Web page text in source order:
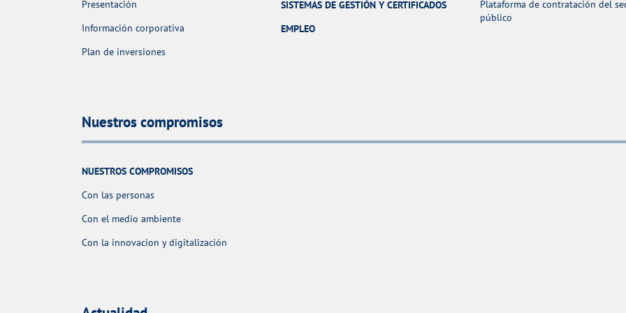
Presentación
Información corporativa
Plan de inversiones
SISTEMAS DE GESTIÓN Y CERTIFICADOS
EMPLEO
Plataforma de contratación del
público
Nuestros compromisos
NUESTROS COMPROMISOS
Con las personas
Con el medio ambiente
Con la innovacion y digitalización